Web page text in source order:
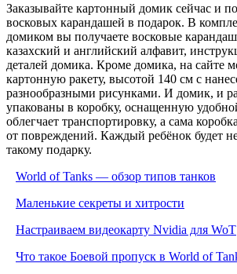
Заказывайте картонный домик сейчас и
восковых карандашей в подарок. В
домиком вы получаете восковые
казахский и английский алфавит,
деталей домика. Кроме домика, на сайте
картонную ракету, высотой 140 см с
разнообразными рисунками. И домик, и
упакованы в коробку, оснащенную
облегчает транспортировку, а сама
от повреждений. Каждый ребёнок будет
такому подарку.
World of Tanks — обзор типов танков
Маленькие секреты и хитрости
Настраиваем видеокарту Nvidia для WoT
Что такое Боевой пропуск в World of